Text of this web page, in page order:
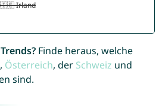
Finde heraus, welche
, Österreich, der Schweiz und
sind.